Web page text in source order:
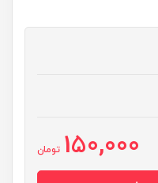
150,000 تومان